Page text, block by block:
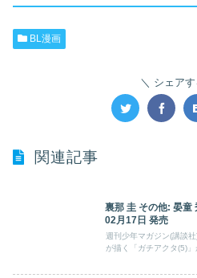
BL漫画
シェアす
関連記事
裏那 圭 その他: 晏童
02月17日 発売
週刊少年マガジン(講
が描く「ガチアクタ(5)」